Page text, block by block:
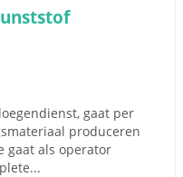
gaat per
produceren
gaat als operator